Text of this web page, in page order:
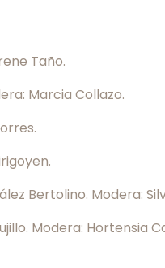
Taño.
Marcia Collazo.
Bertolino. Modera:
Modera: Hortensia